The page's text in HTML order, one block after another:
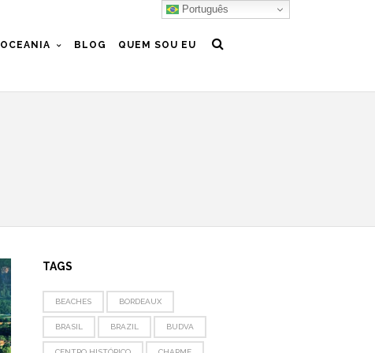
OCEANIA BLOG QUEM SOU EU
TAGS
BEACHES BORDEAUX
BRASIL BRAZIL BUDVA
Português